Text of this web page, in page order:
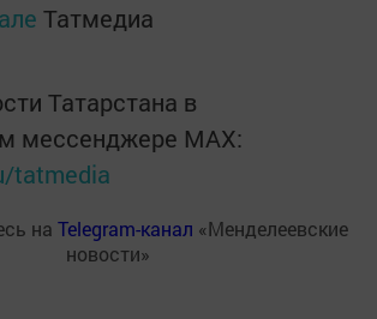
Татмедиа
Татарстана в
мессенджере MАХ:
tatmedia
на Telegram-канал «Менделеевские
новости»